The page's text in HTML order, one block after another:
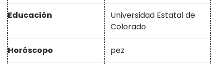
Educación
Universidad Estatal de
Colorado
Horóscopo pez